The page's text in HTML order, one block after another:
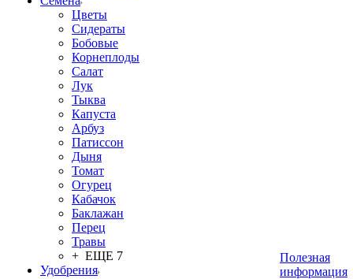
Цветы
Сидераты
Бобовые
Корнеплоды
Салат
Лук
Тыква
Капуста
Арбуз
Патиссон
Дыня
Томат
Огурец
Кабачок
Баклажан
Перец
Травы
+ ЕЩЕ 7
Удобрения
Полезная
информация